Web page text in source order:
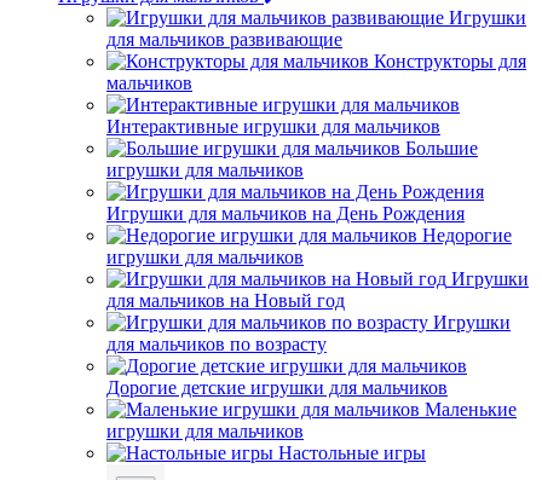
Игрушки
для мальчиков развивающие
Конструкторы для
мальчиков
Интерактивные игрушки для мальчиков
Большие
игрушки для мальчиков
Игрушки для мальчиков на День Рождения
Недорогие
игрушки для мальчиков
Игрушки
для мальчиков на Новый год
Игрушки
для мальчиков по возрасту
Дорогие детские игрушки для мальчиков
Маленькие
игрушки для мальчиков
Настольные игры